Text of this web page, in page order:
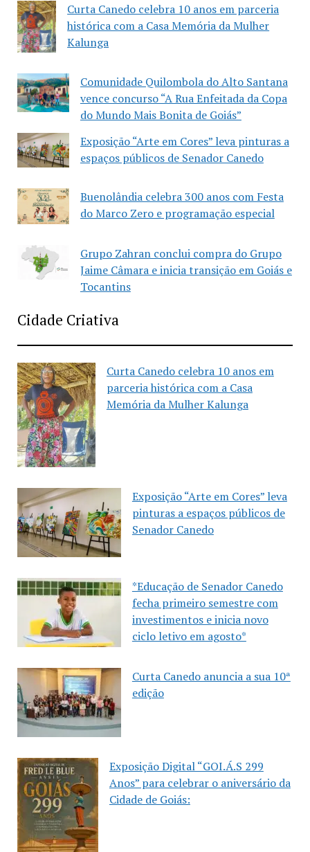
Curta Canedo celebra 10 anos em parceria
histórica com a Casa Memória da Mulher
Kalunga
Comunidade Quilombola do Alto Santana
vence concurso “A Rua Enfeitada da Copa
do Mundo Mais Bonita de Goiás”
Exposição “Arte em Cores” leva pinturas a
espaços públicos de Senador Canedo
Buenolândia celebra 300 anos com Festa
do Marco Zero e programação especial
Grupo Zahran conclui compra do Grupo
Jaime Câmara e inicia transição em Goiás e
Tocantins
Cidade Criativa
Curta Canedo celebra 10 anos em
parceria histórica com a Casa
Memória da Mulher Kalunga
Exposição “Arte em Cores” leva
pinturas a espaços públicos de
Senador Canedo
*Educação de Senador Canedo
fecha primeiro semestre com
investimentos e inicia novo
ciclo letivo em agosto*
Curta Canedo anuncia a sua 10ª
edição
Exposição Digital “GOI.Á.S 299
Anos” para celebrar o aniversário da
Cidade de Goiás: